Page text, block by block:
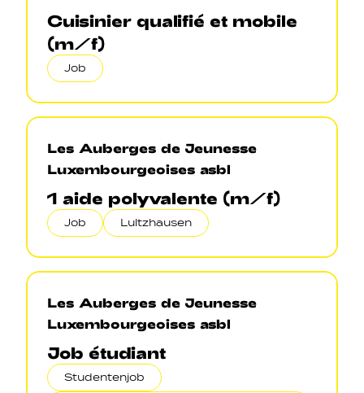
Cuisinier qualifié et mobile
(m/f)
Job
Les Auberges de Jeunesse
Luxembourgeoises asbl
1 aide polyvalente (m/f)
Job Lultzhausen
Les Auberges de Jeunesse
Luxembourgeoises asbl
Job étudiant
Studentenjob